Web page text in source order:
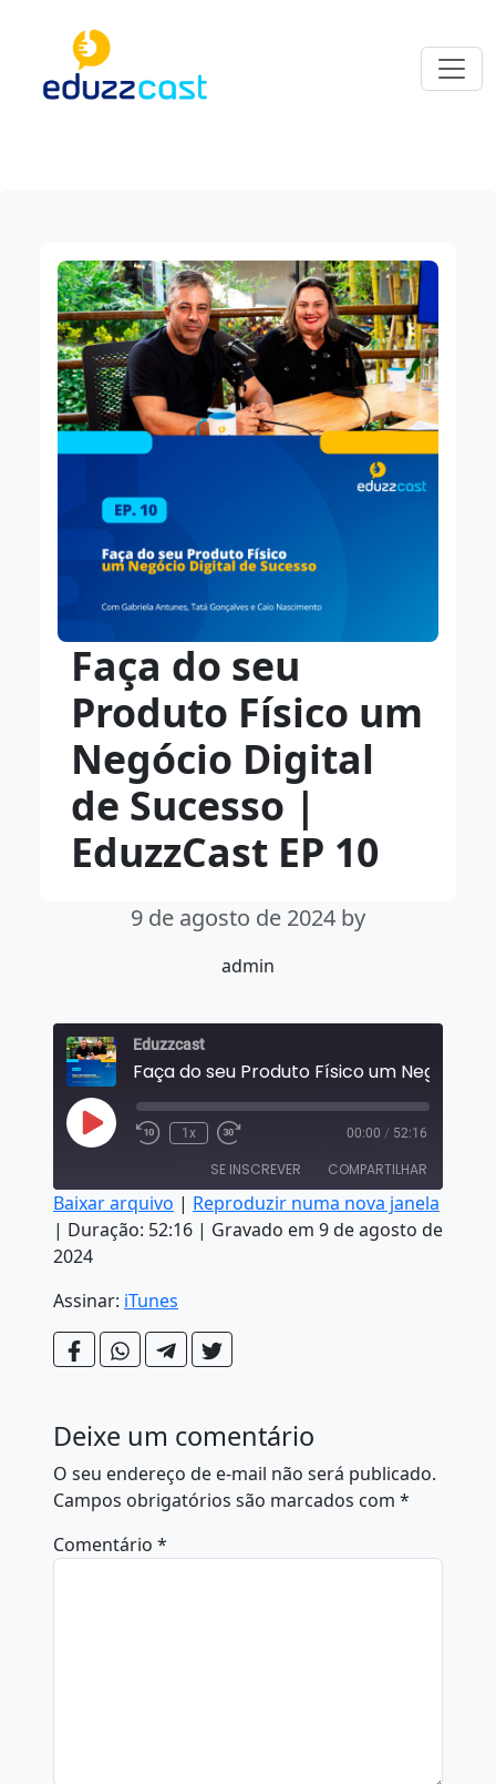
Faça do seu
Produto Físico um
Negócio Digital
de Sucesso |
EduzzCast EP 10
9 de agosto de 2024 by
admin
Eduzzcast
Reproduzir episódio
Retroceder 10 segundos
1x Fast Forward 30 seconds
00:00 / 52:16
SE INSCREVER COMPARTILHAR
iTunes
COMPARTILHAR
INCORPORAR
Baixar arquivo | Reproduzir numa nova janela
| Duração: 52:16 | Gravado em 9 de agosto de
2024
Assinar: iTunes
Deixe um comentário
O seu endereço de e-mail não será publicado.
Campos obrigatórios são marcados com *
Comentário *